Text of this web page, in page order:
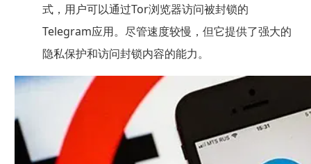
式，用户可以通过Tor浏览器访问被封锁的
Telegram应用。尽管速度较慢，但它提供了强大的
隐私保护和访问封锁内容的能力。